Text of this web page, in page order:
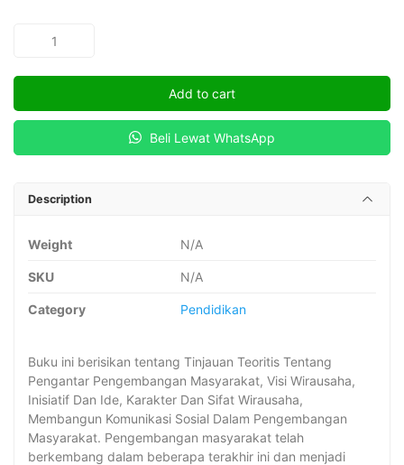
quantity
Add to cart
Beli Lewat WhatsApp
Description
Weight N/A
SKU N/A
Category Pendidikan
Buku ini berisikan tentang Tinjauan Teoritis Tentang
Pengantar Pengembangan Masyarakat, Visi Wirausaha,
Inisiatif Dan Ide, Karakter Dan Sifat Wirausaha,
Membangun Komunikasi Sosial Dalam Pengembangan
Masyarakat. Pengembangan masyarakat telah
berkembang dalam beberapa terakhir ini dan menjadi